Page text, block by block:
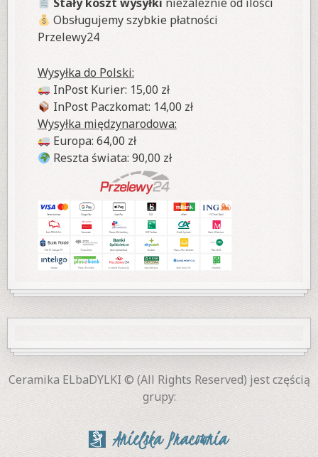
Obsługujemy szybkie płatności
Przelewy24
Wysyłka do Polski:
InPost Kurier: 15,00 zł
InPost Paczkomat: 14,00 zł
Wysyłka międzynarodowa:
Europa: 64,00 zł
Reszta świata: 90,00 zł
Ceramika ELbaDYLKI © (All Rights Reserved) jest częścią
grupy: